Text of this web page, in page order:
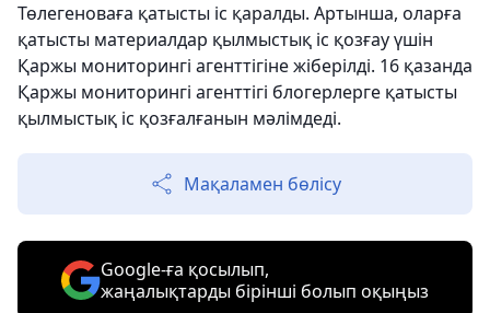
Төлегеноваға қатысты іс қаралды. Артынша, оларға
қатысты материалдар қылмыстық іс қозғау үшін
Қаржы мониторингі агенттігіне жіберілді. 16 қазанда
Қаржы мониторингі агенттігі блогерлерге қатысты
қылмыстық іс қозғалғанын мәлімдеді.
Мақаламен бөлісу
Google-ға қосылып,
жаңалықтарды бірінші болып оқыңыз